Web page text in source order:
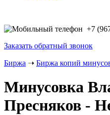
+7
Заказать обратный звонок
Биржа ➝ Биржа копий
Минусовка
Пресняков -